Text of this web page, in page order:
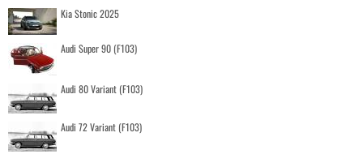
Kia Stonic 2025
Audi Super 90 (F103)
Audi 80 Variant (F103)
Audi 72 Variant (F103)